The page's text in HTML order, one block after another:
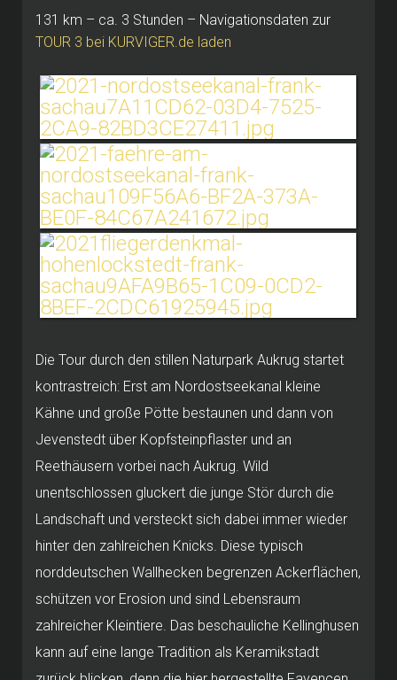
131 km – ca. 3 Stunden – Navigationsdaten zur
TOUR 3 bei KURVIGER.de laden
Die Tour durch den stillen Naturpark Aukrug startet
kontrastreich: Erst am Nordostseekanal kleine
Kähne und große Pötte bestaunen und dann von
Jevenstedt über Kopfsteinpflaster und an
Reethäusern vorbei nach Aukrug. Wild
unentschlossen gluckert die junge Stör durch die
Landschaft und versteckt sich dabei immer wieder
hinter den zahlreichen Knicks. Diese typisch
norddeutschen Wallhecken begrenzen Ackerflächen,
schützen vor Erosion und sind Lebensraum
zahlreicher Kleintiere. Das beschauliche Kellinghusen
kann auf eine lange Tradition als Keramikstadt